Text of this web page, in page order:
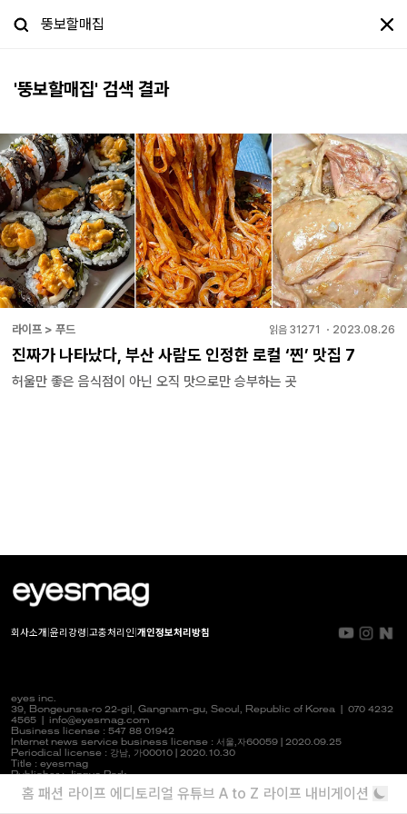
'뚱보할매집' 검색 결과
라이프 > 푸드 읽음 31271 ・ 2023.08.26
진짜가 나타났다, 부산 사람도 인정한 로컬 ‘찐’ 맛집 7
허울만 좋은 음식점이 아닌 오직 맛으로만 승부하는 곳
회사소개 윤리강령 고충처리인 개인정보처리방침
eyes inc.
39, Bongeunsa-ro 22-gil, Gangnam-gu, Seoul, Republic of Korea | 070 4232
4565
info@eyesmag.com
Business license : 547 88 01942
Internet news service business license : 서울,자60059 | 2020.09.25
Periodical license : 강남, 가00010 | 2020.10.30
Title : eyesmag
Publisher : Jinpyo Park
News manager & Editorial officer : Youlim Heo
홈 패션 라이프 에디토리얼 유튜브 A to Z 라이프 내비게이션